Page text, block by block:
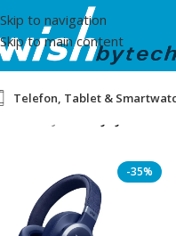
Skip to navigation
Skip to main content
Telefon, Tablet &
-35%